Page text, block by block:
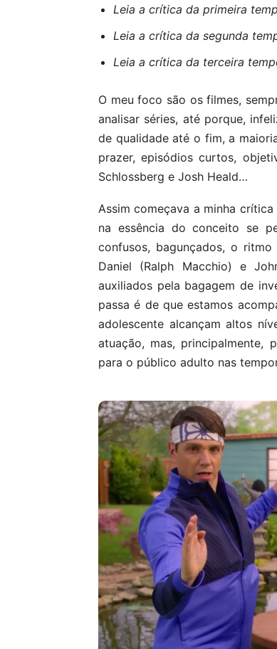
Leia a crítica da primeira
Leia a crítica da segunda
Leia a crítica da terceira
O meu foco são os filmes,
analisar séries, até porque,
de qualidade até o fim, a
prazer, episódios curtos,
Schlossberg e Josh Heald…
Assim começava a minha
na essência do conceito se
confusos, bagunçados, o
Daniel (Ralph Macchio) e
auxiliados pela bagagem de
passa é de que estamos
adolescente alcançam altos
atuação, mas,
para o público adulto nas